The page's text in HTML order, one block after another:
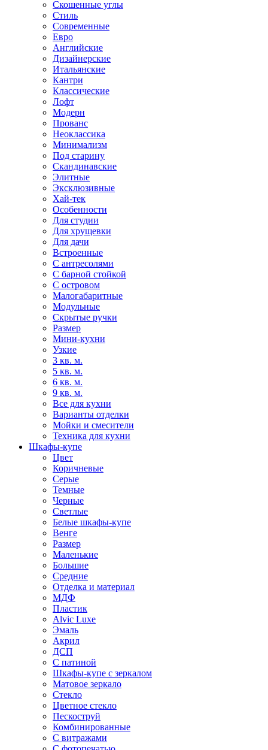
Скошенные углы
Стиль
Современные
Евро
Английские
Дизайнерские
Итальянские
Кантри
Классические
Лофт
Модерн
Прованс
Неоклассика
Минимализм
Под старину
Скандинавские
Элитные
Эксклюзивные
Хай-тек
Особенности
Для студии
Для хрущевки
Для дачи
Встроенные
С антресолями
С барной стойкой
С островом
Малогабаритные
Модульные
Скрытые ручки
Размер
Мини-кухни
Узкие
3 кв. м.
5 кв. м.
6 кв. м.
9 кв. м.
Все для кухни
Варианты отделки
Мойки и смесители
Техника для кухни
Шкафы-купе
Цвет
Коричневые
Серые
Темные
Черные
Светлые
Белые шкафы-купе
Венге
Размер
Маленькие
Большие
Средние
Отделка и материал
МДФ
Пластик
Alvic Luxe
Эмаль
Акрил
ДСП
С патиной
Шкафы-купе с зеркалом
Матовое зеркало
Стекло
Цветное стекло
Пескоструй
Комбинированные
С витражами